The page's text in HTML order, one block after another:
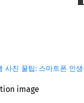
사진 꿀팁: 스마트폰 인